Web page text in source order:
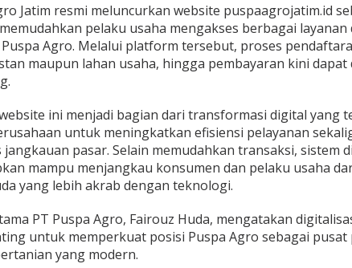
e
Jatim resmi meluncurkan website puspaagrojatim.id
pelaku usaha mengakses berbagai layanan
Agro. Melalui platform tersebut, proses
maupun lahan usaha, hingga pembayaran kini dapat
ini menjadi bagian dari transformasi digital yang
untuk meningkatkan efisiensi pelayanan
jangkauan pasar. Selain memudahkan transaksi, sistem
mampu menjangkau konsumen dan pelaku usaha
yang lebih akrab dengan teknologi.
PT Puspa Agro, Fairouz Huda, mengatakan
untuk memperkuat posisi Puspa Agro sebagai pusat
yang modern.